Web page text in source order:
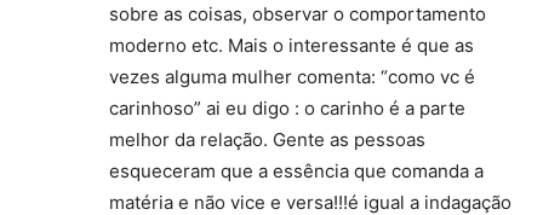
sobre as coisas, observar o comportamento
moderno etc. Mais o interessante é que as
vezes alguma mulher comenta: “como vc é
carinhoso” ai eu digo : o carinho é a parte
melhor da relação. Gente as pessoas
esqueceram que a essência que comanda a
matéria e não vice e versa!!!é igual a indagação